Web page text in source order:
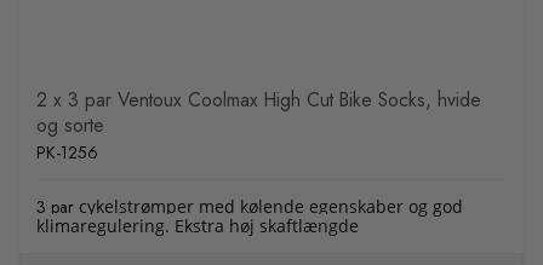
2 x 3 par Ventoux Coolmax High Cut Bike Socks, hvide
og sorte
PK-1256
3 par cykelstrømper med kølende egenskaber og god
klimaregulering. Ekstra høj skaftlængde